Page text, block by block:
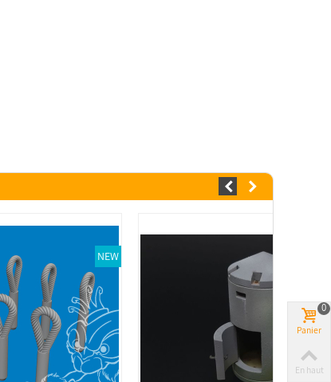
NEW
Panier
0
En haut